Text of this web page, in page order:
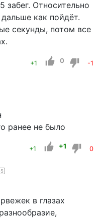
забег. Относительно
как пойдёт.
секунды, потом все
+1 0 -1
ранее не было
+1 +1 0
в глазах